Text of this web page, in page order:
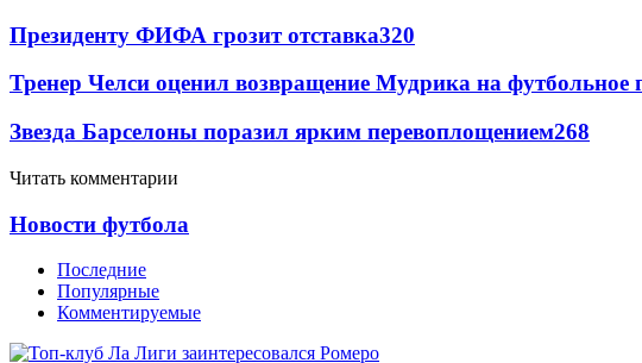
Президенту ФИФА грозит отставка320
Тренер Челси оценил возвращение Мудрика на футбольное
Звезда Барселоны поразил ярким перевоплощением268
Читать комментарии
Новости футбола
Последние
Популярные
Комментируемые